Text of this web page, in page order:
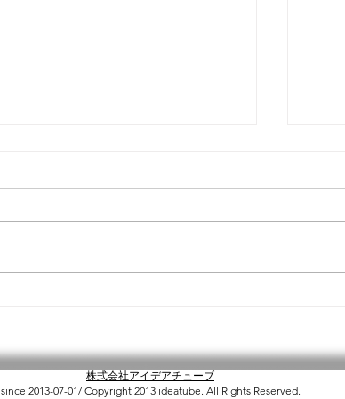
株式会社アイデアチューブ
since 2013-07-01/ Copyright 2013 ideatube. All Rights Reserved.